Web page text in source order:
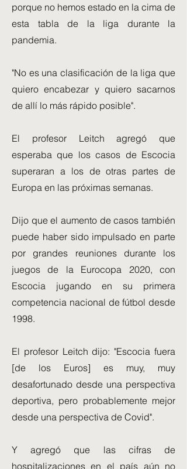
porque no hemos estado en la cima de
esta tabla de la liga durante la
pandemia.
"No es una clasificación de la liga que
quiero encabezar y quiero sacarnos
de allí lo más rápido posible".
El profesor Leitch agregó que
esperaba que los casos de Escocia
superaran a los de otras partes de
Europa en las próximas semanas.
Dijo que el aumento de casos también
puede haber sido impulsado en parte
por grandes reuniones durante los
juegos de la Eurocopa 2020, con
Escocia jugando en su primera
competencia nacional de fútbol desde
1998.
El profesor Leitch dijo: "Escocia fuera
[de los Euros] es muy, muy
desafortunado desde una perspectiva
deportiva, pero probablemente mejor
desde una perspectiva de Covid".
Y agregó que las cifras de
hospitalizaciones en el país aún no